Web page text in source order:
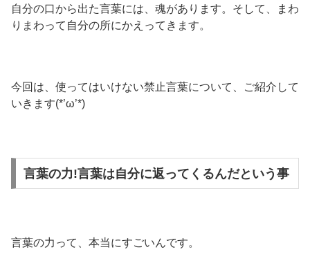
自分の口から出た言葉には、魂があります。そして、まわ
りまわって自分の所にかえってきます。
今回は、使ってはいけない禁止言葉について、ご紹介して
いきます(*’ω’*)
言葉の力!言葉は自分に返ってくるんだという事
言葉の力って、本当にすごいんです。